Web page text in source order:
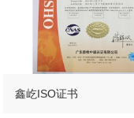
鑫屹ISO证书